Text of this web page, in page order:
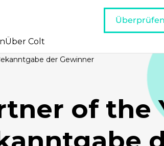
Über Colt
of the
der Gewinner